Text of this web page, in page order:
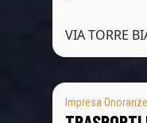
VIA TORRE
Impresa